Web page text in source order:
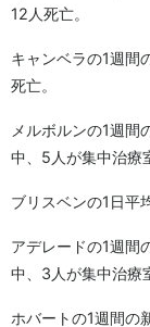
12人死亡。
キャンベラの1週間
死亡。
メルボルンの1週
中、5人が集中治療
ブリスベンの1日平
アデレードの1週間
中、3人が集中治療
ホバートの1週間の